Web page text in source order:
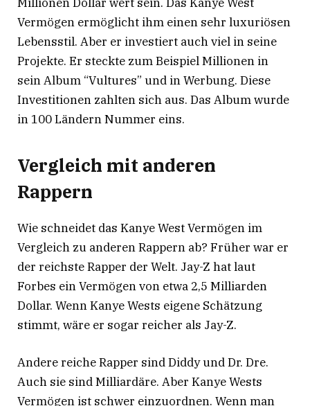
Vermögen ermöglicht ihm einen sehr luxuriösen
Lebensstil. Aber er investiert auch viel in seine
Projekte. Er steckte zum Beispiel Millionen in
sein Album “Vultures” und in Werbung. Diese
Investitionen zahlten sich aus. Das Album wurde
in 100 Ländern Nummer eins.
Vergleich mit anderen
Rappern
Wie schneidet das Kanye West Vermögen im
Vergleich zu anderen Rappern ab? Früher war er
der reichste Rapper der Welt. Jay-Z hat laut
Forbes ein Vermögen von etwa 2,5 Milliarden
Dollar. Wenn Kanye Wests eigene Schätzung
stimmt, wäre er sogar reicher als Jay-Z.
Andere reiche Rapper sind Diddy und Dr. Dre.
Auch sie sind Milliardäre. Aber Kanye Wests
Vermögen ist schwer einzuordnen. Wenn man